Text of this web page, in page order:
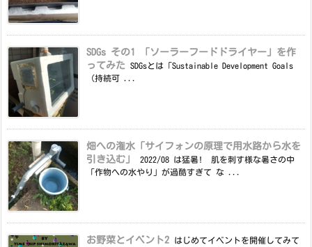
SDGs その1 「ソーラーフードドライヤー」を作
ってみた
SDGsとは「Sustainable Development Goals
（持続可 ...
畑への潅水「サイフォンの原理で用水路から水を
引き込む」
2022/08 は猛暑! 肌を刺す様な暑さの中
「作物への水やり」が過酷すぎて な ...
お野菜とイベント2
はじめてイベントを開催してみて